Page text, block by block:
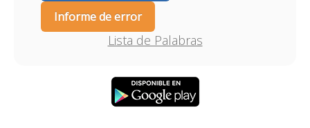
Informe de error
Lista de Palabras